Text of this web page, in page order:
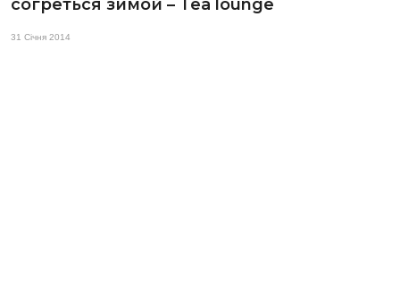
согреться зимой – Tea lounge
31 Січня 2014